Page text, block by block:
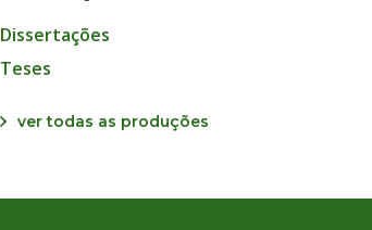
Dissertações
Teses
ver todas as produções